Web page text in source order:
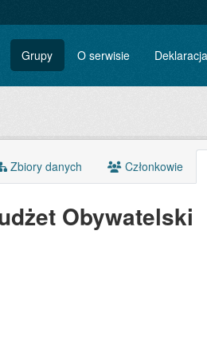
Grupy O serwisie
Zbiory danych Członkowie
Obywatelski